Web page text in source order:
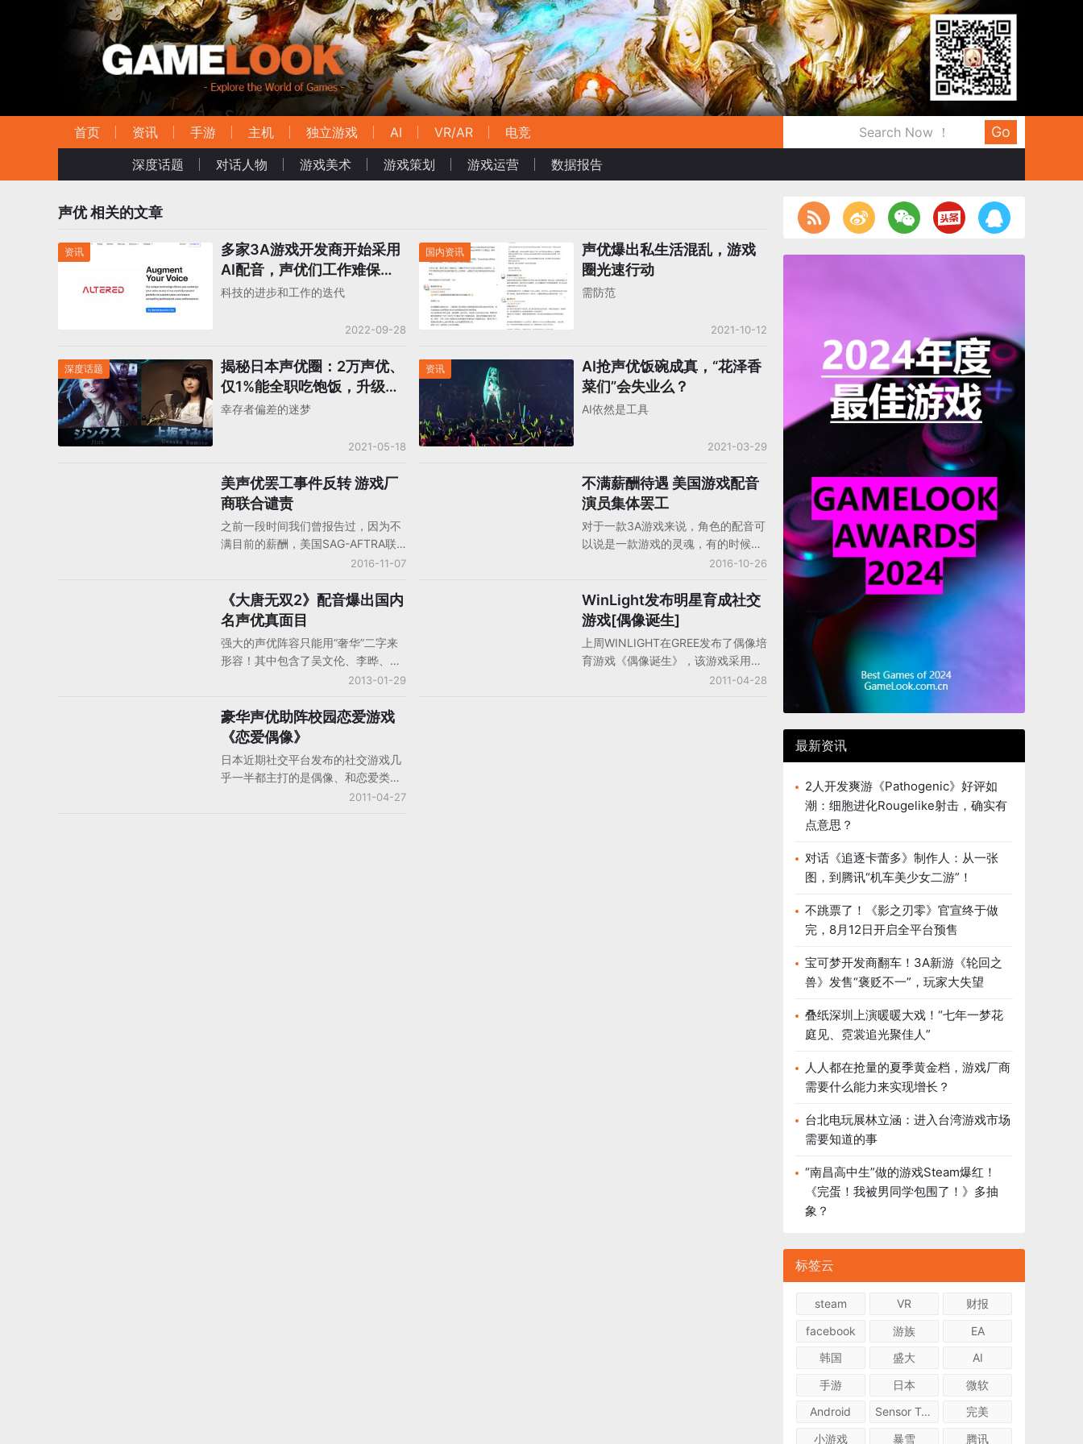
Go
首页 资讯 手游 主机 独立游戏 AI VR/AR
电竞
深度话题
对话人物 游戏美术 游戏策划 游戏运营 数据报告
声优相关的文章
资讯
多家3A游戏开发商开始采用
AI配音，声优们工作难保
了？
科技的进步和工作的迭代
2022-09-28
国内资讯
声优爆出私生活混乱，游戏
圈光速行动
需防范
2021-10-12
深度话题
揭秘日本声优圈：2万声优、
仅1%能全职吃饱饭，升级如
打怪
幸存者偏差的迷梦
2021-05-18
资讯
AI抢声优饭碗成真，“花泽香
菜们”会失业么？
AI依然是工具
2021-03-29
美声优罢工事件反转 游戏厂
商联合谴责
之前一段时间我们曾报告过，因为不
满目前的薪酬，美国SAG-AFTRA联
合工会（美国的演员工会和广播电视
同罢工，要求游戏厂商提高待遇。而
在近日有消息传出，随着谈判的破
裂，不少游戏公司也都联合起来，专
门发布了一个页面以谴责SAG-
AFTRA所组织的罢工行为。
2016-11-07
不满薪酬待遇 美国游戏配音
演员集体罢工
对于一款3A游戏来说，角色的配音可
以说是一款游戏的灵魂，有的时候，
一个优秀的配音可以化腐朽为神奇，
时候，特别是欧美的配音演员的辛苦
常常不为人所知，而且这些声优也得
不到应有的尊重。10月21日，美国
SAG-AFTRA联合工会（美国的演员
工会和广播电视艺人联合会）号召声
2016-10-26
《大唐无双2》配音爆出国内
名声优真面目
强大的声优阵容只能用“奢华”二字来
形容！其中包含了吴文伦、李晔、洪
海天等配音界天王天后，曾为《魔兽
等著名游戏献声。
2013-01-29
WinLight发布明星育成社交
游戏[偶像诞生]
上周WINLIGHT在GREE发布了偶像培
育游戏《偶像诞生》，该游戏采用道
具收费模式。玩家将扮演娱乐公司的
2011-04-28
豪华声优助阵校园恋爱游戏
《恋爱偶像》
日本近期社交平台发布的社交游戏几
乎一半都主打的是偶像、和恋爱类题
材。而《恋爱偶像》这款新的社交游
2011-04-27
最新资讯
2人开发爽游《Pathogenic》好评如
潮：细胞进化Rougelike射击，确实有
点意思？
对话《追逐卡蕾多》制作人：从一张
图，到腾讯“机车美少女二游”！
不跳票了！《影之刃零》官宣终于做
完，8月12日开启全平台预售
宝可梦开发商翻车！3A新游《轮回之
兽》发售“褒贬不一”，玩家大失望
叠纸深圳上演暖暖大戏！“七年一梦花
庭见、霓裳追光聚佳人”
人人都在抢量的夏季黄金档，游戏厂商
需要什么能力来实现增长？
台北电玩展林立涵：进入台湾游戏市场
需要知道的事
“南昌高中生”做的游戏Steam爆红！
《完蛋！我被男同学包围了！》多抽
象？
标签云
steam VR
财报
facebook
游族
EA
韩国
盛大
AI
手游
日本
微软
Android
Sensor Tower
完美
小游戏
暴雪 腾讯